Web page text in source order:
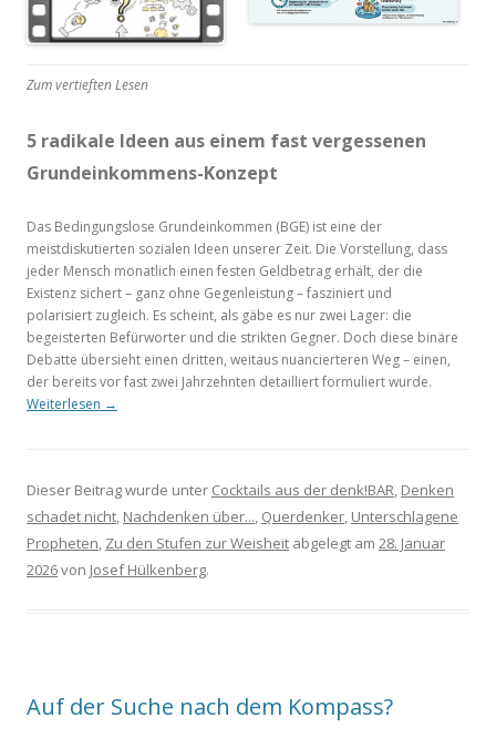
Zum vertieften Lesen
5 radikale Ideen aus einem fast vergessenen
Grundeinkommens-Konzept
Das Bedingungslose Grundeinkommen (BGE) ist eine der
meistdiskutierten sozialen Ideen unserer Zeit. Die Vorstellung, dass
jeder Mensch monatlich einen festen Geldbetrag erhält, der die
Existenz sichert – ganz ohne Gegenleistung – fasziniert und
polarisiert zugleich. Es scheint, als gäbe es nur zwei Lager: die
begeisterten Befürworter und die strikten Gegner. Doch diese binäre
Debatte übersieht einen dritten, weitaus nuancierteren Weg – einen,
der bereits vor fast zwei Jahrzehnten detailliert formuliert wurde.
Weiterlesen →
Dieser Beitrag wurde unter Cocktails aus der denk!BAR, Denken
schadet nicht, Nachdenken über..., Querdenker, Unterschlagene
Propheten, Zu den Stufen zur Weisheit abgelegt am 28. Januar
2026von Josef Hülkenberg.
Auf der Suche nach dem Kompass?